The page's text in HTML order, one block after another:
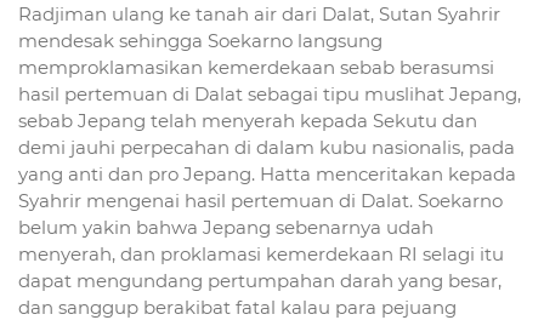
Radjiman ulang ke tanah air dari Dalat, Sutan Syahrir
mendesak sehingga Soekarno langsung
memproklamasikan kemerdekaan sebab berasumsi
hasil pertemuan di Dalat sebagai tipu muslihat Jepang,
sebab Jepang telah menyerah kepada Sekutu dan
demi jauhi perpecahan di dalam kubu nasionalis, pada
yang anti dan pro Jepang. Hatta menceritakan kepada
Syahrir mengenai hasil pertemuan di Dalat. Soekarno
belum yakin bahwa Jepang sebenarnya udah
menyerah, dan proklamasi kemerdekaan RI selagi itu
dapat mengundang pertumpahan darah yang besar,
dan sanggup berakibat fatal kalau para pejuang